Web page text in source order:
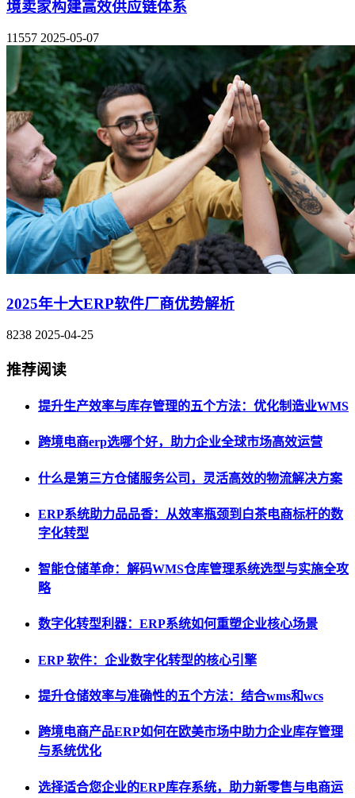
境卖家构建高效供应链体系
11557 2025-05-07
2025年十大ERP软件厂商优势解析
8238 2025-04-25
推荐阅读
提升生产效率与库存管理的五个方法：优化制造业WMS
跨境电商erp选哪个好，助力企业全球市场高效运营
什么是第三方仓储服务公司，灵活高效的物流解决方案
ERP系统助力品品香：从效率瓶颈到白茶电商标杆的数
字化转型
智能仓储革命：解码WMS仓库管理系统选型与实施全攻
略
数字化转型利器：ERP系统如何重塑企业核心场景
ERP 软件：企业数字化转型的核心引擎
提升仓储效率与准确性的五个方法：结合wms和wcs
跨境电商产品ERP如何在欧美市场中助力企业库存管理
与系统优化
选择适合您企业的ERP库存系统，助力新零售与电商运